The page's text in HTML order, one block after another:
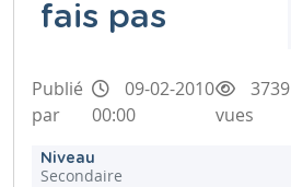
fais pas
Publié
par
09-02-2010
00:00
3739
vues
Niveau
Secondaire